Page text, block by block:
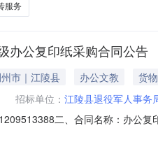
服务
办公复印纸采购合同公告
市｜江陵县 办公文教
货物
招标单位： 江陵县退役军人事务
二、合同名称：办公
合同主要信息1、主要标的名称